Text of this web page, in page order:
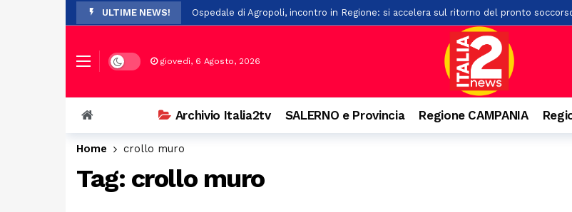
ULTIME NEWS! Ospedale di Agropoli, incontro in Regione: si accelera sul ritorno del pronto
Controllo del vicinato: nuovi protocolli tra Prefettura di Salerno ed i comuni di
In Basilicata, arrivano 61 nuovi carabinieri: rinforzati i presidi di Potenza e Matera
San Chirico Nuovo, incendio di macchia mediterranea a Creta Rossa: in azione vigili
Scivola nel fiume durante una gita e batte la testa. Paura per un 22enne a Felitto
Dark mode giovedì, 6 Agosto, 2026
Archivio Italia2tv SALERNO e Provincia Regione CAMPANIA
Home crollo muro
Tag: crollo muro